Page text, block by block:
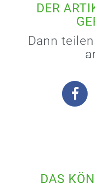
DER
Dann
DAS